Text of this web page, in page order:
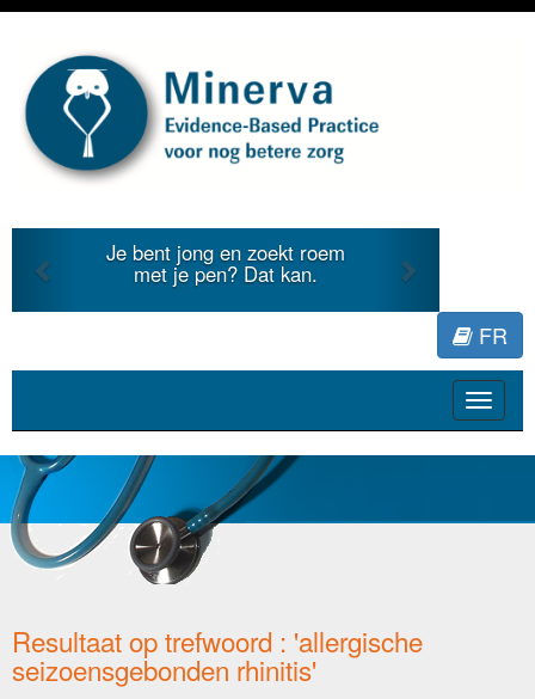
Je bent jong en zoekt roem
met je pen? Dat kan.
Previous
FR
Toggle
Resultaat op trefwoord : 'allergische
seizoensgebonden rhinitis'